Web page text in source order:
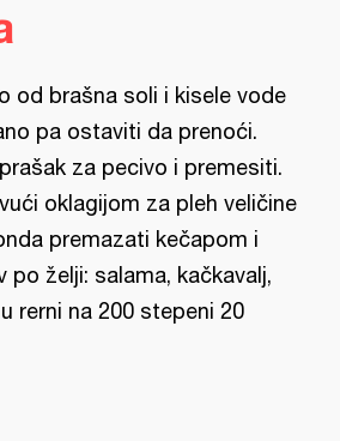
od brašna soli i kisele vode
pa ostaviti da prenoći.
za pecivo i premesiti.
oklagijom za pleh veličine
premazati kečapom i
po želji: salama, kačkavalj,
rerni na 200 stepeni 20